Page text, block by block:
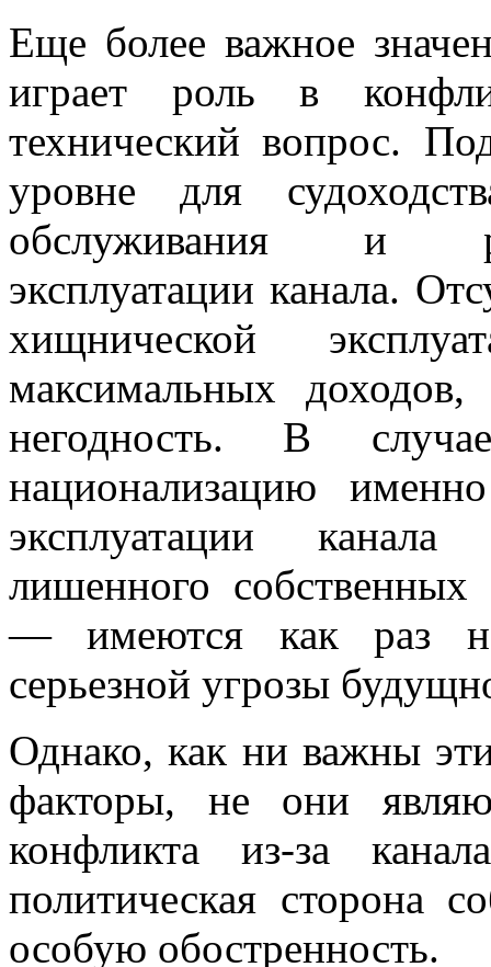
Еще более важное
играет роль в
технический вопрос.
уровне для
обслуживания и
эксплуатации канала.
хищнической
максимальных
негодность. В
национализацию
эксплуатации
лишенного
— имеются как раз
серьезной угрозы
Однако, как ни важны
факторы, не они
конфликта из-за
политическая сторона
особую обостренность.